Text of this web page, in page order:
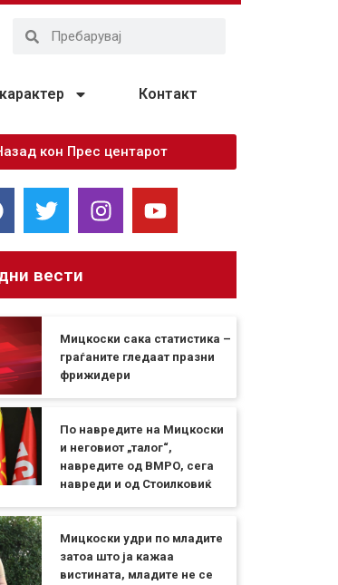
Контакт
кон Прес центарот
вести
Мицкоски сака статистика –
граѓаните гледаат празни
фрижидери
По навредите на Мицкоски
и неговиот „талог“,
навредите од ВМРО, сега
навреди и од Стоилковиќ
Мицкоски удри по младите
затоа што ја кажаа
вистината, младите не се